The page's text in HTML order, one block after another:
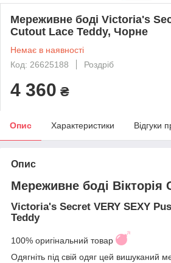
Мереживне боді Victoria's
Cutout Lace Teddy, Чорне
Немає в наявності
Код: 26625188
Роздріб
4 360 ₴
Опис Характеристики Відгуки
Опис
Мереживне боді Вікторія
Victoria's Secret VERY SEXY
Teddy
100% оригінальний товар
Одягніть під свій одяг цей вишуканий